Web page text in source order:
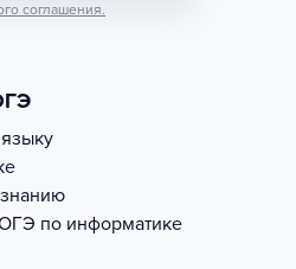
соглашения.
по информатике